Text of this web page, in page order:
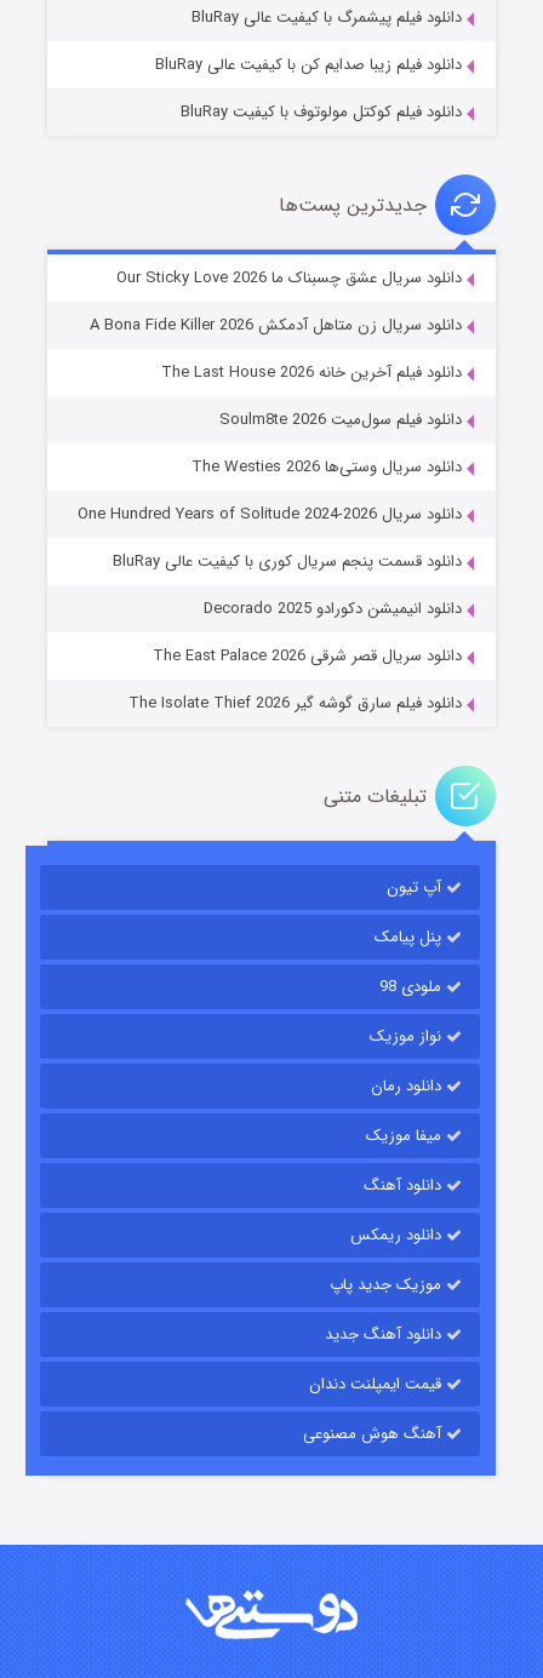
شوهر
عملیات آپارتمان
قسمت۲ (زیرنویس) منتشر شد
قسمت
قسمت۷ (زیرنویس) منتشر شد
دانلود فیلم پیشمرگ با کیفیت عالی BluRay
دانلود فیلم زیبا صدایم کن با کیفیت عالی BluRay
دانلود فیلم کوکتل مولوتوف با کیفیت BluRay
جدیدترین پست‌ها
دانلود سریال عشق چسبناک ما Our Sticky Love 2026
دانلود سریال زن متاهل آدمکش A Bona Fide Killer 2026
دانلود فیلم آخرین خانه The Last House 2026
دانلود فیلم سول‌میت Soulm8te 2026
دانلود سریال وستی‌ها The Westies 2026
دانلود سریال One Hundred Years of Solitude 2024-2026
دانلود قسمت پنجم سریال کوری با کیفیت عالی BluRay
دانلود انیمیشن دکورادو Decorado 2025
دانلود سریال قصر شرقی The East Palace 2026
دانلود فیلم سارق گوشه گیر The Isolate Thief 2026
تبلیغات متنی
آپ تیون
پنل پیامک
ملودی 98
نواز موزیک
دانلود رمان
میفا موزیک
دانلود آهنگ
دانلود ریمکس
موزیک جدید پاپ
دانلود آهنگ جدید
قیمت ایمپلنت دندان
آهنگ هوش مصنوعی